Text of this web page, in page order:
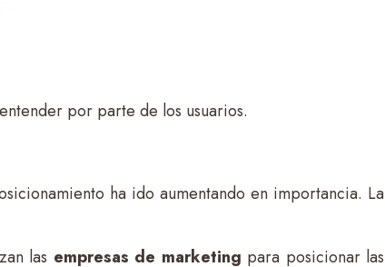
por parte de los usuarios.
ha ido aumentando en importancia. La
las empresas de marketing para posicionar las